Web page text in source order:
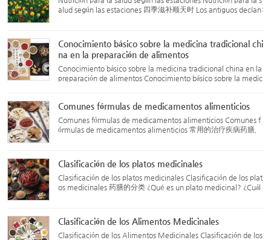
alud según las estaciones 四季滋补顺天时 Los antiguos decían:
Conocimiento básico sobre la medicina tradicional chi
na en la preparación de alimentos
Conocimiento básico sobre la medicina tradicional china en la
preparación de alimentos Conocimiento básico sobre la medic
Comunes fórmulas de medicamentos alimenticios
Comunes fórmulas de medicamentos alimenticios Comunes f
órmulas de medicamentos alimenticios 常用的治疗疾病药膳，
药膳)...
Clasificación de los platos medicinales
Clasificación de los platos medicinales Clasificación de los plat
os medicinales 药膳的分类 ¿Qué es un plato medicinal? ¿Cuál
Clasificación de los Alimentos Medicinales
Clasificación de los Alimentos Medicinales Clasificación de los